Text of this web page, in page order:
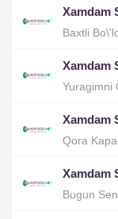
Xamdam
Baxtli
Xamdam
Yuragimni
Xamdam
Qora
Xamdam
Bugun